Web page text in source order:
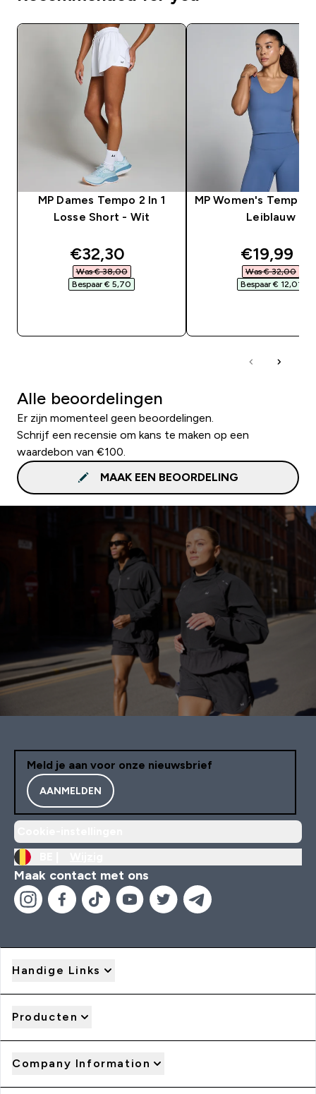
MP Dames Tempo 2 In 1
Losse Short - Wit
discounted price
€32,30‎
Was € 38,00‎
Bespaar € 5,70‎
MP Women's Tempo
Leiblauw
€19,99‎
Was € 32,00‎
Bespaar € 12,01‎
Alle beoordelingen
Er zijn momenteel geen beoordelingen.
Schrijf een recensie om kans te maken op een
waardebon van €100.
MAAK EEN BEOORDELING
Meld je aan voor onze nieuwsbrief
AANMELDEN
Maak contact met ons
Handige Links
Producten
Company Information